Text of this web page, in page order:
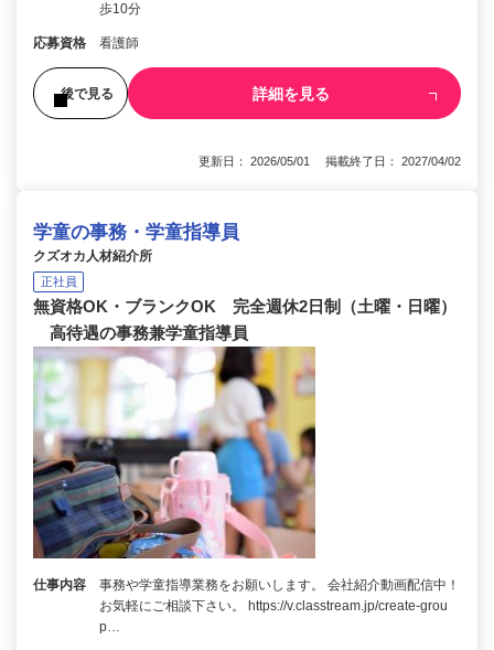
歩10分
応募資格 看護師
後で見る 詳細を見る
更新日： 2026/05/01 掲載終了日： 2027/04/02
学童の事務・学童指導員
クズオカ人材紹介所
正社員
無資格OK・ブランクOK 完全週休2日制（土曜・日曜）
高待遇の事務兼学童指導員
仕事内容
事務や学童指導業務をお願いします。 会社紹介動画配信中！
お気軽にご相談下さい。 https://v.classtream.jp/create-grou
p…